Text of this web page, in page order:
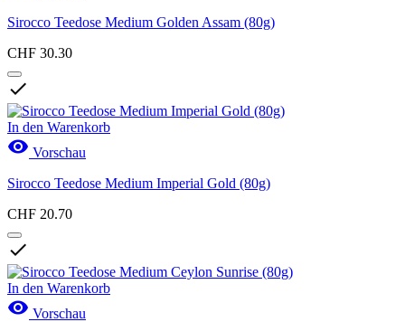
Sirocco Teedose Medium Golden Assam (80g)
CHF 30.30

In den Warenkorb
 Vorschau
Sirocco Teedose Medium Imperial Gold (80g)
CHF 20.70

In den Warenkorb
 Vorschau